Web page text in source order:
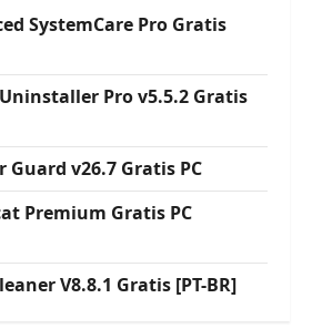
SystemCare Pro Gratis
Pro v5.5.2 Gratis
Guard v26.7 Gratis PC
Premium Gratis PC
V8.8.1 Gratis [PT-BR]